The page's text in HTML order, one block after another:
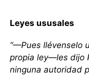
Leyes ususales
“—Pues llévenselo
propia ley—les dijo
ninguna autoridad